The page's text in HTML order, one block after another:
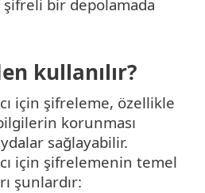
bir depolamada
kullanılır?
için şifreleme, özellikle
korunması
sağlayabilir.
için şifrelemenin temel
şunlardır: